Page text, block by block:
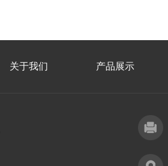
关于我们 产品展示